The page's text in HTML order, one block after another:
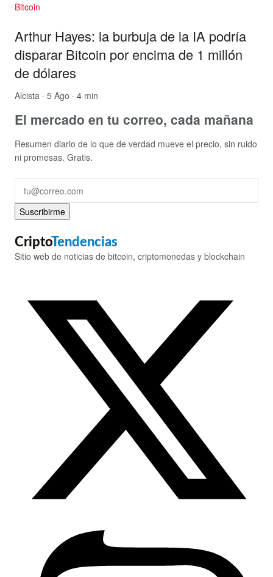
Bitcoin
Arthur Hayes: la burbuja de la IA podría
disparar Bitcoin por encima de 1 millón
de dólares
Alcista · 5 Ago · 4 min
El mercado en tu correo, cada mañana
Resumen diario de lo que de verdad mueve el precio, sin ruido
ni promesas. Gratis.
Suscribirme
CriptoTendencias
Sitio web de noticias de bitcoin, criptomonedas y blockchain